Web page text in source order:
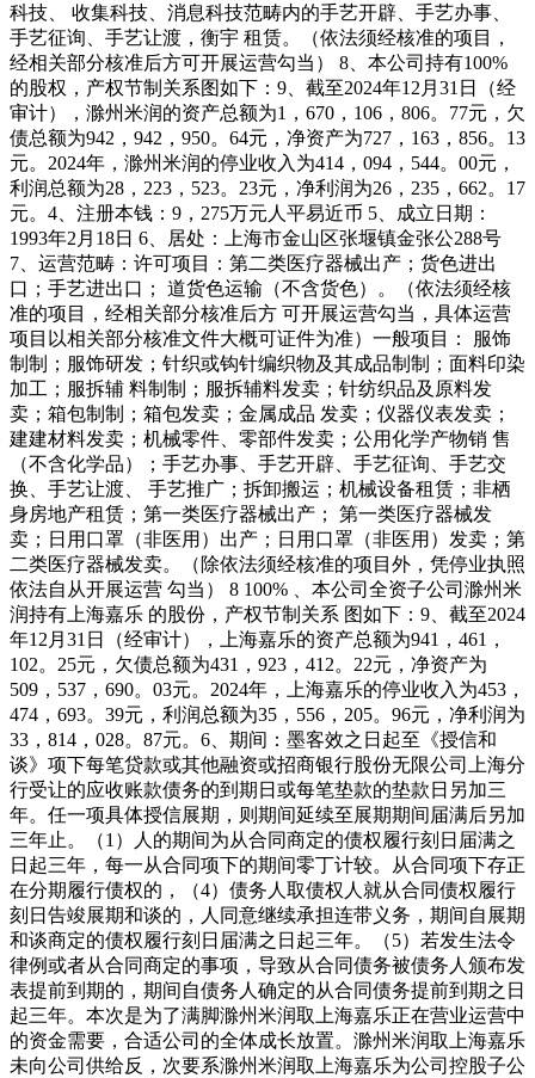
科技、 收集科技、消息科技范畴内的手艺开辟、手艺办事、
手艺征询、手艺让渡，衡宇 租赁。（依法须经核准的项目，
经相关部分核准后方可开展运营勾当） 8、本公司持有100%
的股权，产权节制关系图如下：9、截至2024年12月31日（经
审计），滁州米润的资产总额为1，670，106，806。77元，欠
债总额为942，942，950。64元，净资产为727，163，856。13
元。2024年，滁州米润的停业收入为414，094，544。00元，
利润总额为28，223，523。23元，净利润为26，235，662。17
元。4、注册本钱：9，275万元人平易近币 5、成立日期：
1993年2月18日 6、居处：上海市金山区张堰镇金张公288号
7、运营范畴：许可项目：第二类医疗器械出产；货色进出
口；手艺进出口； 道货色运输（不含货色）。（依法须经核
准的项目，经相关部分核准后方 可开展运营勾当，具体运营
项目以相关部分核准文件大概可证件为准）一般项目： 服饰
制制；服饰研发；针织或钩针编织物及其成品制制；面料印染
加工；服拆辅 料制制；服拆辅料发卖；针纺织品及原料发
卖；箱包制制；箱包发卖；金属成品 发卖；仪器仪表发卖；
建建材料发卖；机械零件、零部件发卖；公用化学产物销 售
（不含化学品）；手艺办事、手艺开辟、手艺征询、手艺交
换、手艺让渡、 手艺推广；拆卸搬运；机械设备租赁；非栖
身房地产租赁；第一类医疗器械出产； 第一类医疗器械发
卖；日用口罩（非医用）出产；日用口罩（非医用）发卖；第
二类医疗器械发卖。（除依法须经核准的项目外，凭停业执照
依法自从开展运营 勾当） 8 100% 、本公司全资子公司滁州米
润持有上海嘉乐 的股份，产权节制关系 图如下：9、截至2024
年12月31日（经审计），上海嘉乐的资产总额为941，461，
102。25元，欠债总额为431，923，412。22元，净资产为
509，537，690。03元。2024年，上海嘉乐的停业收入为453，
474，693。39元，利润总额为35，556，205。96元，净利润为
33，814，028。87元。6、期间：墨客效之日起至《授信和
谈》项下每笔贷款或其他融资或招商银行股份无限公司上海分
行受让的应收账款债务的到期日或每笔垫款的垫款日另加三
年。任一项具体授信展期，则期间延续至展期期间届满后另加
三年止。（1）人的期间为从合同商定的债权履行刻日届满之
日起三年，每一从合同项下的期间零丁计较。从合同项下存正
在分期履行债权的，（4）债务人取债权人就从合同债权履行
刻日告竣展期和谈的，人同意继续承担连带义务，期间自展期
和谈商定的债权履行刻日届满之日起三年。（5）若发生法令
律例或者从合同商定的事项，导致从合同债务被债务人颁布发
表提前到期的，期间自债务人确定的从合同债务提前到期之日
起三年。本次是为了满脚滁州米润取上海嘉乐正在营业运营中
的资金需要，合适公司的全体成长放置。滁州米润取上海嘉乐
未向公司供给反，次要系滁州米润取上海嘉乐为公司控股子公